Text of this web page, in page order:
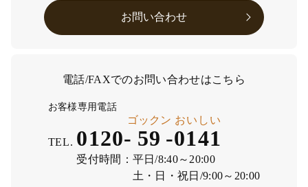
お問い合わせ
電話/FAXでのお問い合わせはこちら
お客様専用電話
TEL. 0120- 59
ゴックン
-0141
おいしい
受付時間： 平日/8:40～20:00
土・日・祝日/9:00～20:00